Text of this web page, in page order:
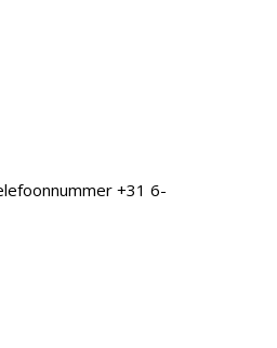
+31 6-